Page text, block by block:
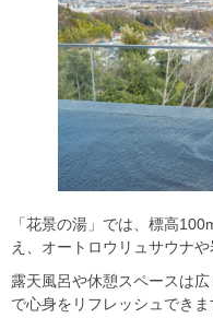
「花景の湯」では、標高
え、オートロウリュサウナ
露天風呂や休憩スペースは
で心身をリフレッシュできま